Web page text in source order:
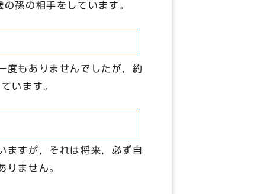
孫の相手をしています。
度もありませんでしたが，約
います。
ますが，それは将来，必ず自
りません。